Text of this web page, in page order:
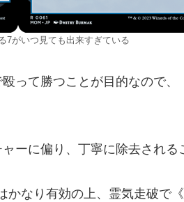
7がいつ見ても出来すぎている
って勝つことが目的なので、
ーに偏り、丁寧に除去される
なり有効の上、霊気走破で